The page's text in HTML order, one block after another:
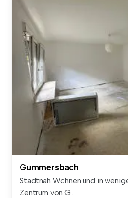
Gummersbach
Stadtnah Wohnen und in
Zentrum von G...